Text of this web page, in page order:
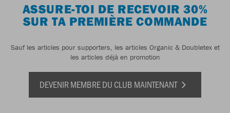
ASSURE-TOI DE RECEVOIR 30%
SUR TA PREMIÈRE COMMANDE
Sauf les articles pour supporters, les articles Organic & Doubletex et
les articles déjà en promotion
DEVENIR MEMBRE DU CLUB MAINTENANT